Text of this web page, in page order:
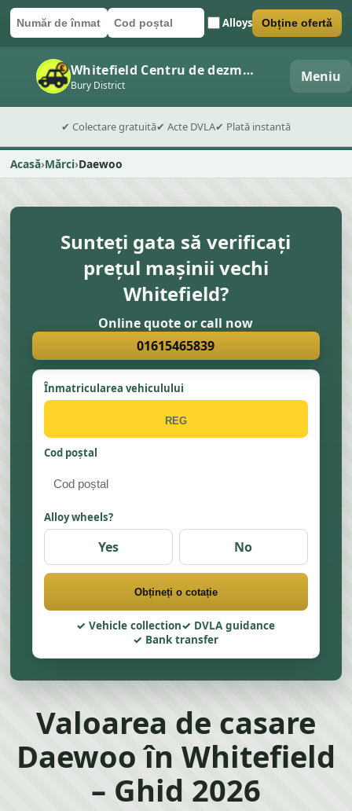
Număr de înmatriculare
Cod poștal Alloys
Trimite formularul Obține ofertă
Whitefield Centru de dezmembrări auto
Bury District Meniu
✔ Colectare gratuită✔ Acte DVLA✔ Plată instantă
Acasă Mărci Daewoo
Sunteți gata să verificați
prețul mașinii vechi
Whitefield?
Online quote or call now
01615465839
Înmatricularea vehiculului
Cod poștal
Alloy wheels?
Yes No
Obțineți o cotație
Vehicle collection
DVLA guidance
Bank transfer
Valoarea de casare
Daewoo în Whitefield
– Ghid 2026